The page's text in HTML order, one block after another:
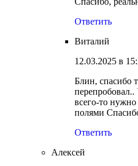
Ответить
Виталий
12.03.2025 в
Блин, спасибо
всего-то
полями
Ответить
Алексей